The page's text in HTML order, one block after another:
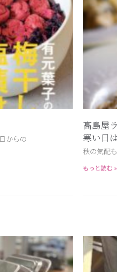
からの
髙島屋
寒い日
秋の気配
もっと読む »